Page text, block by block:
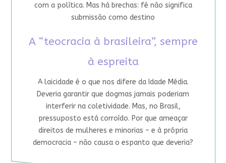
com a política. Mas há brechas: fé não significa
submissão como destino
A “teocracia à brasileira”, sempre
à espreita
A laicidade é o que nos difere da Idade Média.
Deveria garantir que dogmas jamais poderiam
interferir na coletividade. Mas, no Brasil,
pressuposto está corroído. Por que ameaçar
direitos de mulheres e minorias – e à própria
democracia – não causa o espanto que deveria?